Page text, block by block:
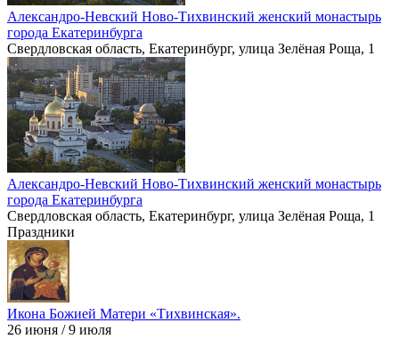
Александро-Невский Ново-Тихвинский женский монастырь
города Екатеринбурга
Свердловская область, Екатеринбург, улица Зелёная Роща, 1
Александро-Невский Ново-Тихвинский женский монастырь
города Екатеринбурга
Свердловская область, Екатеринбург, улица Зелёная Роща, 1
Праздники
Икона Божией Матери «Тихвинская».
26 июня / 9 июля